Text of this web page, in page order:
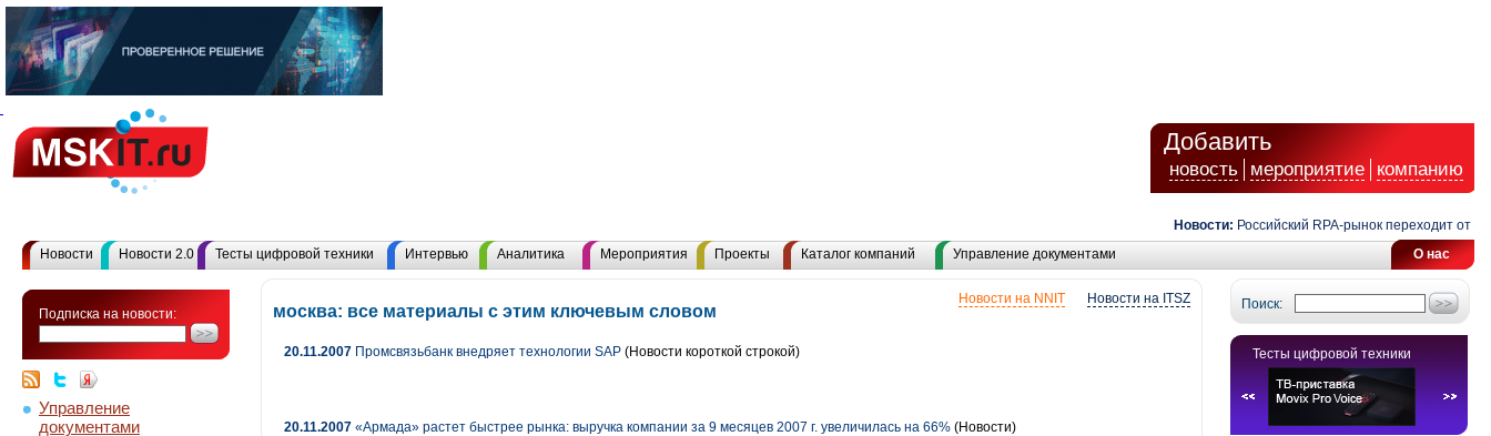
Добавить
новость мероприятие компанию
Новости: Российский RPA-рынок переходит от
О нас
Новости Новости 2.0 Тесты цифровой техники Интервью Аналитика Мероприятия Проекты Каталог компаний Управление документами
Подписка на новости:
Управление
документами
Поиск:
Тесты цифровой техники
Новости на ITSZ
Новости на NNIT
москва: все материалы с этим ключевым словом
20.11.2007 Промсвязьбанк внедряет технологии SAP (Новости короткой строкой)
20.11.2007 «Армада» растет быстрее рынка: выручка компании за 9 месяцев 2007 г. увеличилась на 66% (Новости)